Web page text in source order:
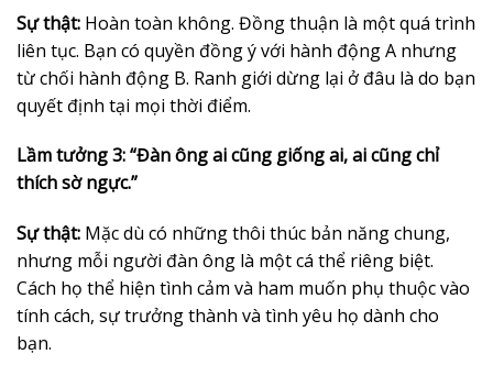
Sự thật: Hoàn toàn không. Đồng thuận là một quá trình
liên tục. Bạn có quyền đồng ý với hành động A nhưng
từ chối hành động B. Ranh giới dừng lại ở đâu là do bạn
quyết định tại mọi thời điểm.
Lầm tưởng 3: “Đàn ông ai cũng giống ai, ai cũng chỉ
thích sờ ngực.”
Sự thật: Mặc dù có những thôi thúc bản năng chung,
nhưng mỗi người đàn ông là một cá thể riêng biệt.
Cách họ thể hiện tình cảm và ham muốn phụ thuộc vào
tính cách, sự trưởng thành và tình yêu họ dành cho
bạn.